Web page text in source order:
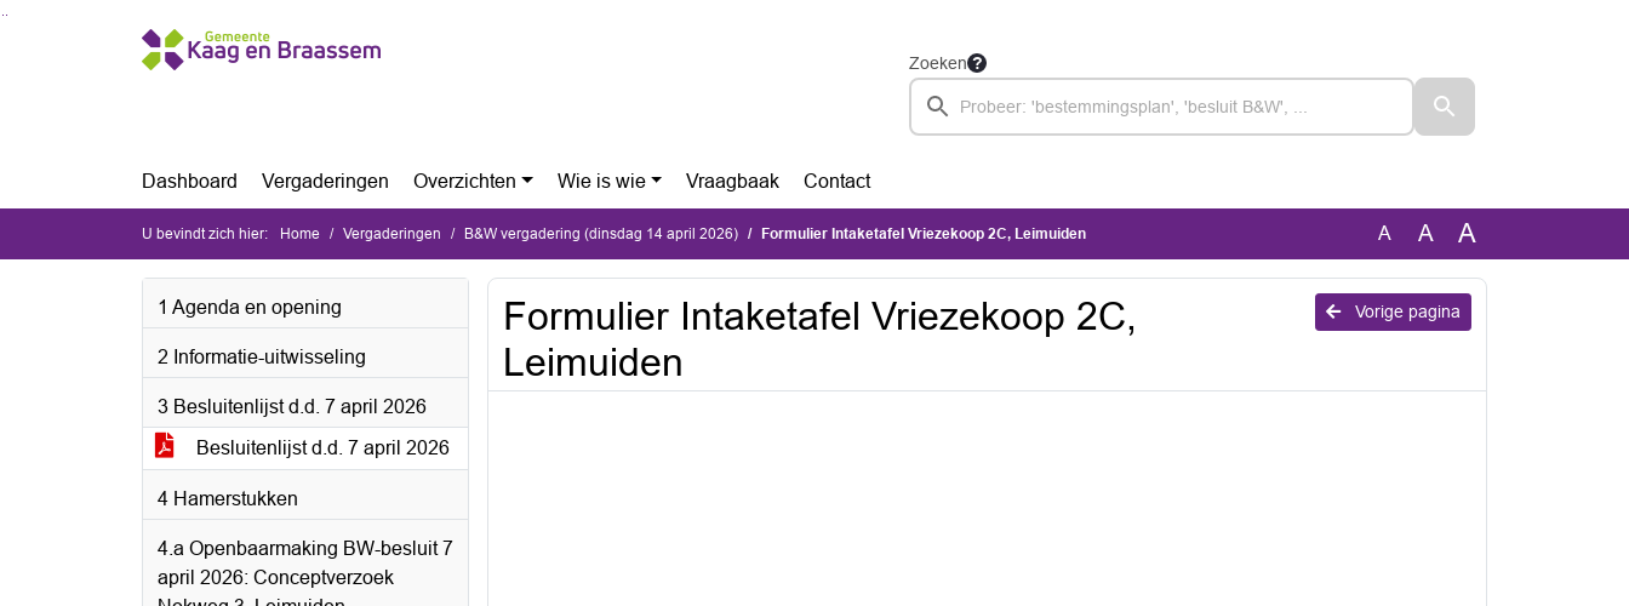
Ga naar de inhoud van deze pagina
Ga naar het zoeken
Ga naar het menu
Zoeken
Dashboard Vergaderingen Overzichten Wie is wie Vraagbaak Contact
U bevindt zich hier: Home Vergaderingen B&W vergadering (dinsdag 14 april 2026) Formulier Intaketafel Vriezekoop 2C, Leimuiden A A A
1 Agenda en opening
2 Informatie-uitwisseling
3 Besluitenlijst d.d. 7 april 2026
Besluitenlijst d.d. 7 april 2026
4 Hamerstukken
4.a Openbaarmaking BW-besluit 7
april 2026: Conceptverzoek
Vorige pagina
Formulier Intaketafel Vriezekoop 2C,
Leimuiden